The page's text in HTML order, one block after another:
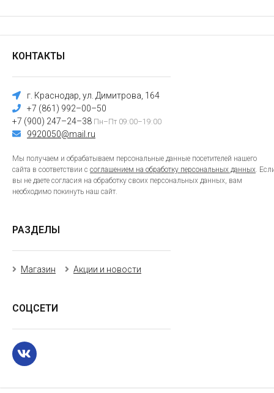
КОНТАКТЫ
г. Краснодар, ул. Димитрова, 164
+7 (861) 992–00–50
+7 (900) 247–24–38 Пн–Пт 09:00–19:00
9920050@mail.ru
Мы получаем и обрабатываем персональные данные посетителей нашего
сайта в соответствии с соглашением на обработку персональных данных.
вы не даете согласия на обработку своих персональных данных, вам
необходимо покинуть наш сайт.
РАЗДЕЛЫ
Магазин Акции и новости
СОЦСЕТИ